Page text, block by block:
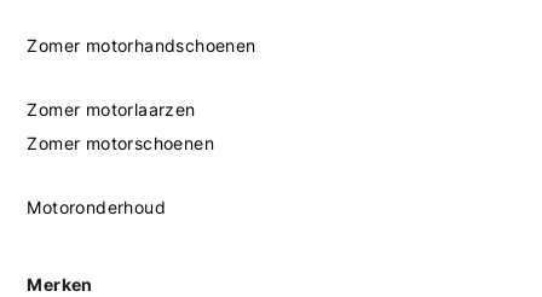
Zomer motorhandschoenen
Zomer motorlaarzen
Zomer motorschoenen
Motoronderhoud
Merken